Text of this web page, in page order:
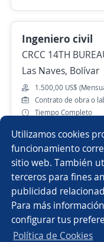
Utilizamos cookies
funcionamiento
sitio web. También
terceros para fines
publicidad
Para más
configurar tus
Política de Cookies
Ingeniero civil
CRCC 14TH
Las Naves, Bolívar
1.500,00 US$
Contrato de obra o
Tiempo Completo
Más de 30 días